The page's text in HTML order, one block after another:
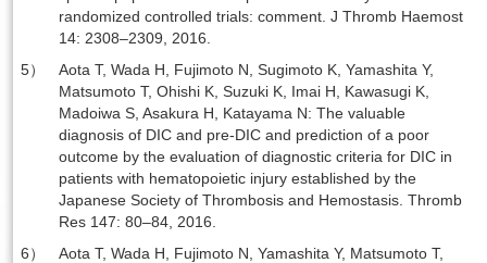
randomized controlled trials: comment. J Thromb Haemost
14: 2308–2309, 2016.
5） Aota T, Wada H, Fujimoto N, Sugimoto K, Yamashita Y,
Matsumoto T, Ohishi K, Suzuki K, Imai H, Kawasugi K,
Madoiwa S, Asakura H, Katayama N: The valuable
diagnosis of DIC and pre-DIC and prediction of a poor
outcome by the evaluation of diagnostic criteria for DIC in
patients with hematopoietic injury established by the
Japanese Society of Thrombosis and Hemostasis. Thromb
Res 147: 80–84, 2016.
6） Aota T, Wada H, Fujimoto N, Yamashita Y, Matsumoto T,